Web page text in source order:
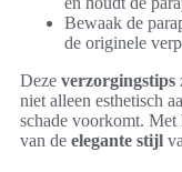
Bewaak de
de originele
Deze verzorgingstips
niet alleen esthetisch
schade voorkomt. Met
van de elegante stijl